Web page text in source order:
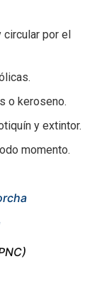
por el
o keroseno.
y extintor.
momento.